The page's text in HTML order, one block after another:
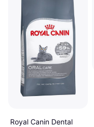
Royal Canin Dental